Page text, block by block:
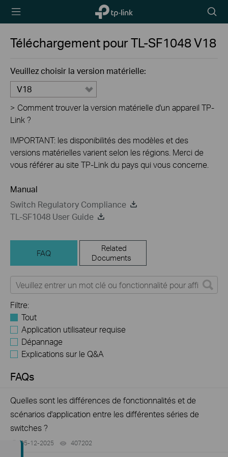
TP-Link,
Reliably
icon
Téléchargement pourTL-SF1048V18
Veuillez choisir la version matérielle:
V18
> Comment trouver la version matérielle d'un appareil TP-
Link ?
IMPORTANT: les disponibilités des modèles et des
versions matérielles varient selon les régions. Merci de
vous référer au site TP-Link du pays qui vous concerne.
Manual
Switch Regulatory Compliance
TL-SF1048 User Guide
FAQ
Related
Documents
Filtre:
Tout
Application utilisateur requise
Dépannage
Explications sur le Q&A
FAQs
Quelles sont les différences de fonctionnalités et de
scénarios d'application entre les différentes séries de
switches ?
05-12-2025 407202